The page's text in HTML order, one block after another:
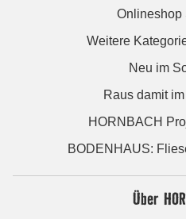
Onlineshop
Weitere
Neu im
Raus damit
HORNBACH
BODENHAUS:
Über